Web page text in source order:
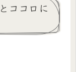
ココロに